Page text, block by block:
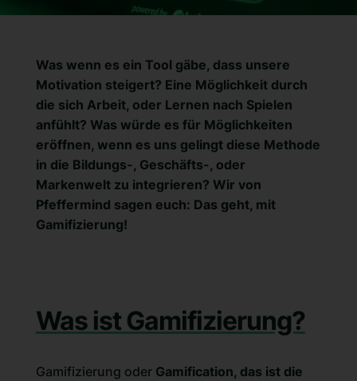
Was wenn es ein Tool gäbe, dass unsere
Motivation steigert? Eine Möglichkeit durch
die sich Arbeit, oder Lernen nach Spielen
anfühlt? Was würde es für Möglichkeiten
eröffnen, wenn es uns gelingt diese Methode
in die Bildungs-, Geschäfts-, oder
Markenwelt zu integrieren? Wir von
Pfeffermind sagen euch: Das geht, mit
Gamifizierung!
Was ist Gamifizierung?
Gamifizierung oder Gamification, das ist die